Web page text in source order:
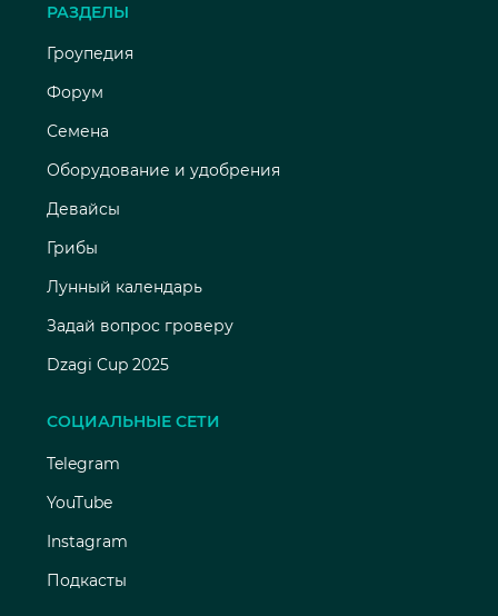
РАЗДЕЛЫ
Гроупедия
Форум
Семена
Оборудование и удобрения
Девайсы
Грибы
Лунный календарь
Задай вопрос гроверу
Dzagi Cup 2025
СОЦИАЛЬНЫЕ СЕТИ
Telegram
YouTube
Instagram
Подкасты